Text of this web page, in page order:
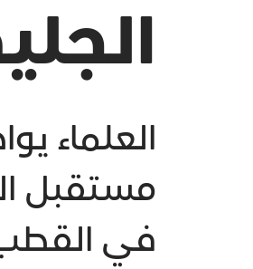
العلماء
مستقبل
في القطب